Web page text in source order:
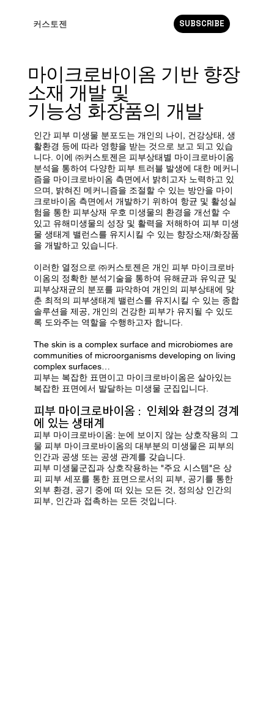
커스토젠 SUBSCRIBE
마이크로바이옴 기반 향장
소재 개발 및
기능성 화장품의 개발
인간 피부 미생물 분포도는 개인의 나이, 건강상태, 생
활환경 등에 따라 영향을 받는 것으로 보고 되고 있습
니다. 이에 ㈜커스토젠은 피부상태별 마이크로바이옴
분석을 통하여 다양한 피부 트러블 발생에 대한 메커니
즘을 마이크로바이옴 측면에서 밝히고자 노력하고 있
으며, 밝혀진 메커니즘을 조절할 수 있는 방안을 마이
크로바이옴 측면에서 개발하기 위하여 항균 및 활성실
험을 통한 피부상재 우호 미생물의 환경을 개선할 수
있고 유해미생물의 성장 및 활력을 저해하여 피부 미생
물 생태계 밸런스를 유지시킬 수 있는 향장소재/화장품
을 개발하고 있습니다.
​이러한 열정으로 ㈜커스토젠은 개인 피부 마이크로바
이옴의 정확한 분석기술을 통하여 유해균과 유익균 및
피부상재균의 분포를 파악하여 개인의 피부상태에 맞
춘 최적의 피부생태계 밸런스를 유지시킬 수 있는 종합
솔루션을 제공, 개인의 건강한 피부가 유지될 수 있도
록 도와주는 역할을 수행하고자 합니다.
The skin is a complex surface and microbiomes are
communities of microorganisms developing on living
complex surfaces…
피부는 복잡한 표면이고 마이크로바이옴은 살아있는
복잡한 표면에서 발달하는 미생물 군집입니다.
피부 마이크로바이옴 : 인체와 환경의 경계
에 있는 생태계
피부 마이크로바이옴: 눈에 보이지 않는 상호작용의 그
물 피부 마이크로바이옴의 대부분의 미생물은 피부의
인간과 공생 또는 공생 관계를 갖습니다.
피부 미생물군집과 상호작용하는 "주요 시스템"은 상
피 피부 세포를 통한 표면으로서의 피부, 공기를 통한
외부 환경, 공기 중에 떠 있는 모든 것, 정의상 인간의
피부, 인간과 접촉하는 모든 것입니다.